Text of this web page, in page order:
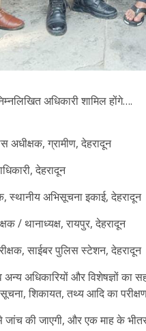
अधिकारी शामिल होंगे….
अधीक्षक, ग्रामीण, देहरादून
देहरादून
स्थानीय अभिसूचना इकाई, देहरादून
/ थानाध्यक्ष, रायपुर, देहरादून
साईबर पुलिस स्टेशन, देहरादून
अधिकारियों और विशेषज्ञों का
शिकायत, तथ्य आदि का
जांच की जाएगी, और एक माह के